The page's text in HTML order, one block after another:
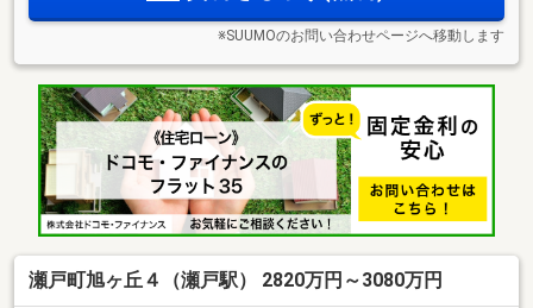
※SUUMOのお問い合わせページへ移動します
瀬戸町旭ヶ丘４（瀬戸駅） 2820万円～3080万円